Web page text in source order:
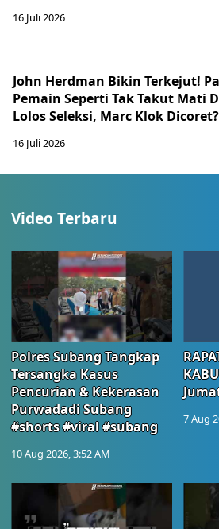
16 Juli 2026
John Herdman Bikin Terkejut!
Pemain Seperti Tak Takut Mati
Lolos Seleksi, Marc Klok Dicoret?
16 Juli 2026
Video Terbaru
Polres Subang Tangkap
Tersangka Kasus
Pencurian & Kekerasan
Purwadadi Subang
#shorts #viral #subang
10 Aug 2026, 3:52 AM
7 Aug